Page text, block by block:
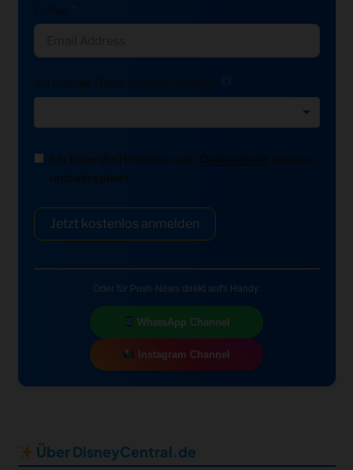
E-Mail
Ich möchte News-Updates erhalten:
Ich habe die Hinweise zum Datenschutz
und akzeptiert.
Jetzt kostenlos anmelden
Oder für Push-News direkt auf's Handy:
WhatsApp Channel
Instagram Channel
Über DisneyCentral.de